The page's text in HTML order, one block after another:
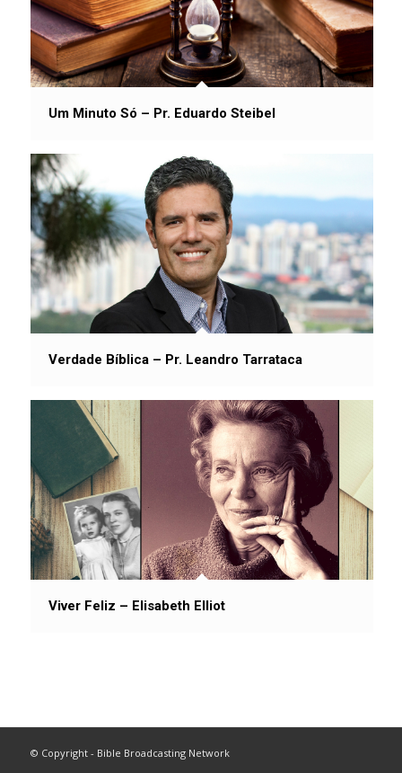
Um Minuto Só – Pr. Eduardo Steibel
Verdade Bíblica – Pr. Leandro Tarrataca
Viver Feliz – Elisabeth Elliot
© Copyright - Bible Broadcasting Network